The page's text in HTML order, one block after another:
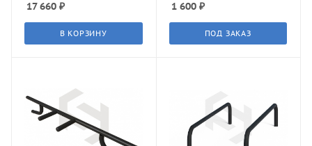
17 660 ₽
В КОРЗИНУ
1 600₽
ПОД ЗАКАЗ